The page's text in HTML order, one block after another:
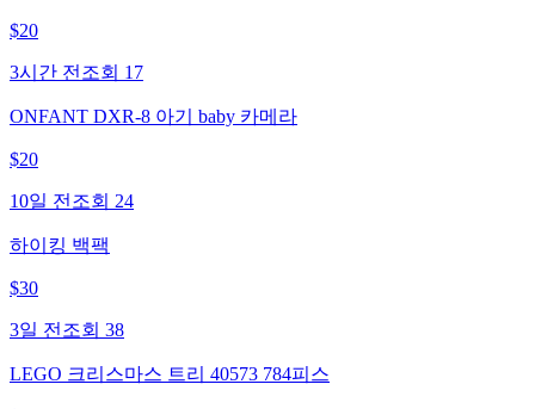
$20
3시간 전 조회 17
ONFANT DXR-8 아기 baby 카메라
$20
10일 전 조회 24
하이킹 백팩
$30
3일 전 조회 38
LEGO 크리스마스 트리 40573 784피스